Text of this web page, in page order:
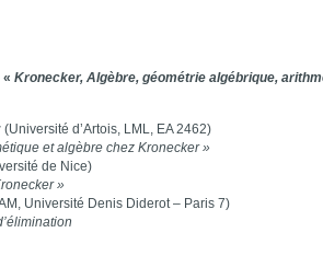
« Kronecker, Algèbre, géométrie algébrique,
(Université d’Artois, LML, EA 2462)
et algèbre chez Kronecker »
de Nice)
»
Université Denis Diderot – Paris 7)